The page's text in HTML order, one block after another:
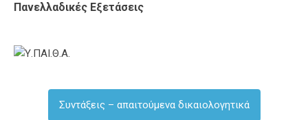
Πανελλαδικές Εξετάσεις
Συντάξεις – απαιτούμενα δικαιολογητικά